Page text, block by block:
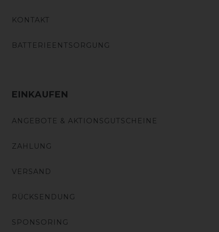
KONTAKT
BATTERIEENTSORGUNG
EINKAUFEN
ANGEBOTE & AKTIONSGUTSCHEINE
ZAHLUNG
VERSAND
RÜCKSENDUNG
SPONSORING